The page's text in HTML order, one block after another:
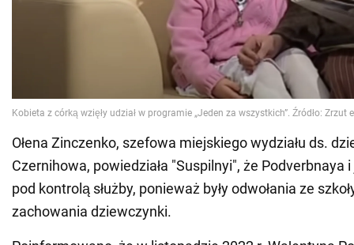
Ołena Zinczenko, szefowa miejskiego wydziału ds.
Czernihowa, powiedziała "Suspilnyi", że Podverbnaya
pod kontrolą służby, ponieważ były odwołania ze
zachowania dziewczynki.